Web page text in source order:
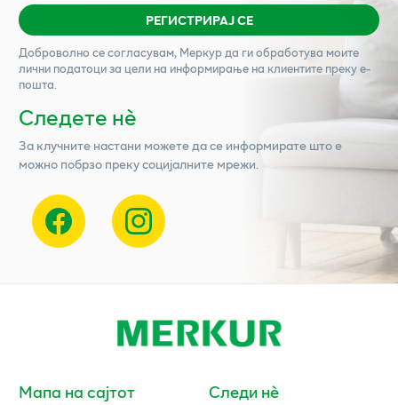
РЕГИСТРИРАЈ СЕ
Доброволно се согласувам, Меркурда ги обработува моите
лични податоци за цели на информирање на клиентите преку е-
пошта.
Следете нѐ
За клучните настани можете да се информирате што е
можно побрзо преку социјалните мрежи.
Мапа на сајтот Следи нè